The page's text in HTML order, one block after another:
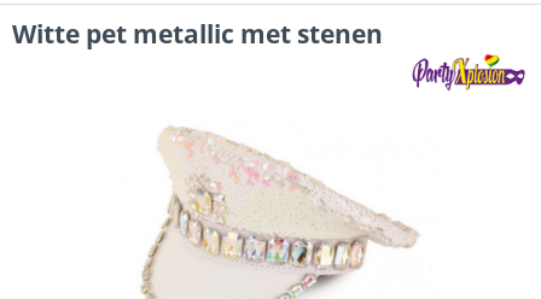
Witte pet metallic met stenen